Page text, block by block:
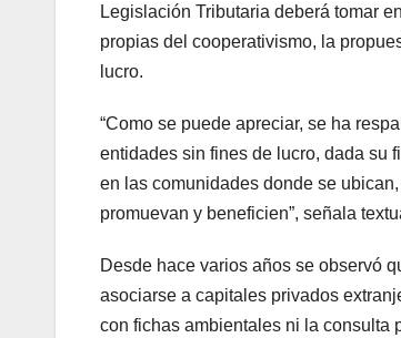
Legislación Tributaria deberá tomar
propias del cooperativismo, la
lucro.
“Como se puede apreciar, se ha
entidades sin fines de lucro, dada su
en las comunidades donde se
promuevan y beneficien”, señala
Desde hace varios años se observó
asociarse a capitales privados
con fichas ambientales ni la consulta